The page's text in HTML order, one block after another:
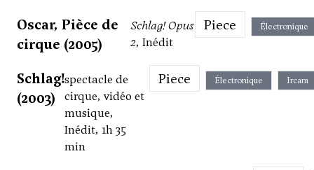
Oscar, Pièce de
cirque (2005)
Schlag! Opus
2, Inédit
Piece Électronique
Schlag!
(2003)
spectacle de
cirque, vidéo et
musique,
Inédit, 1h 35
min
Piece Électronique Ircam